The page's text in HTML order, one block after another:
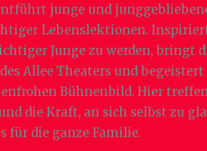
junge und
Lebenslektionen.
Junge zu werden, bringt
Allee Theaters und
Bühnenbild. Hier
die Kraft, an sich selbst zu
für die ganze Familie.